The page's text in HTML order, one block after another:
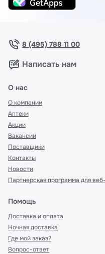
8 (495) 788 11 00
Написать нам
О нас
О компании
Аптеки
Акции
Вакансии
Поставщики
Контакты
Новости
Партнерская программа для
Помощь
Доставка и оплата
Ночная доставка
Где мой заказ?
Вопрос-ответ